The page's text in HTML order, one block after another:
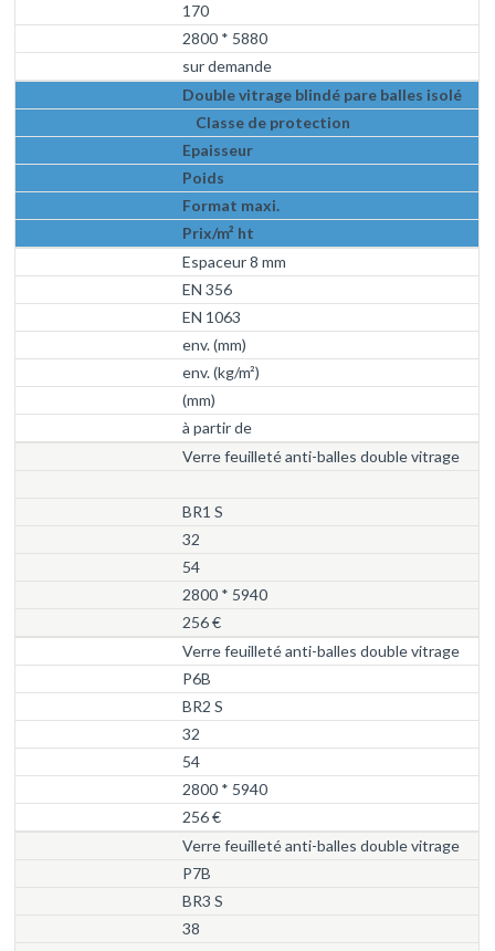
170
2800 * 5880
sur demande
Double vitrage blindé pare balles isolé
Classe de protection
Epaisseur
Poids
Format maxi.
Prix/m² ht
Espaceur 8 mm
EN 356
EN 1063
env. (mm)
env. (kg/m²)
(mm)
à partir de
Verre feuilleté anti-balles double vitrage
BR1 S
32
54
2800 * 5940
256 €
Verre feuilleté anti-balles double vitrage
P6B
BR2 S
32
54
2800 * 5940
256 €
Verre feuilleté anti-balles double vitrage
P7B
BR3 S
38